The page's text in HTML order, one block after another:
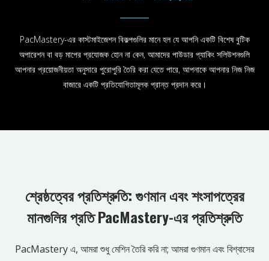
PacMastery-এর কাস্টমাইজেশন বিকল্পগুলির মানে হল যে আপনি একটি বিশেষ বুটিক
অপারেশন বা বড় মাপের প্রযোজক হোন না কেন, আমাদের পাউডার প্যাকিং সলিউশনগুলি
আপনার প্রয়োজনীয়তা অনুসারে পুরোপুরি তৈরি করা যেতে পারে, আপনাকে আপনার নিজ নিজ
বাজারে একটি প্রতিযোগিতামূলক প্রান্ত প্রদান করে।
শ্রেষ্ঠত্বের প্রতিশ্রুতি: গুণমান এবং শংসাপত্রের
মানগুলির প্রতি PacMastery-এর প্রতিশ্রুতি
PacMastery এ, আমরা শুধু মেশিন তৈরি করি না; আমরা গুণমান এবং বিশ্বাসের